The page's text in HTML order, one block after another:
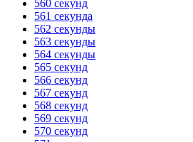
560 секунд
561 секунда
562 секунды
563 секунды
564 секунды
565 секунд
566 секунд
567 секунд
568 секунд
569 секунд
570 секунд